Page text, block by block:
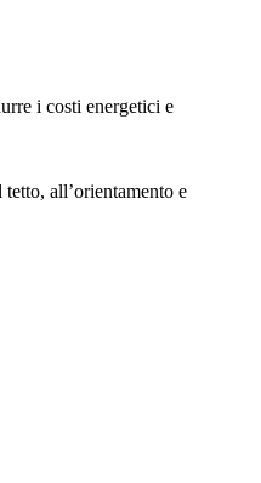
i costi energetici e
all’orientamento e